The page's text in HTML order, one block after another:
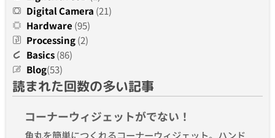
Digital Camera (21)
Hardware (95)
Processing(2)
Basics(86)
Blog(53)
読まれた回数の多い記事
コーナーウィジェットがでない！
角丸を簡単につくれるコーナーウィジェット。ハンド